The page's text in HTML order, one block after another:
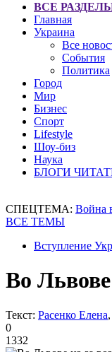
ВСЕ
Главная
Украина
Все
События
Политика
Город
Мир
Бизнес
Спорт
Lifestyle
Шоу-биз
Наука
БЛОГИ
СПЕЦТЕМА: Война
ВСЕ ТЕМЫ
Вступление
Во
Текст: Расенко Елена
0
1332